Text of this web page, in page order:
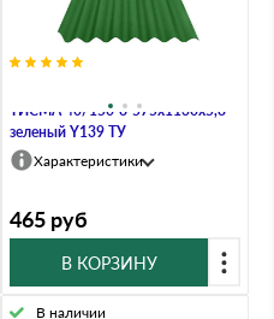
ТИСМА 40/150-8-575х1130х5,8
зеленый Y139 ТУ
Характеристики
465 руб
В КОРЗИНУ
В наличии